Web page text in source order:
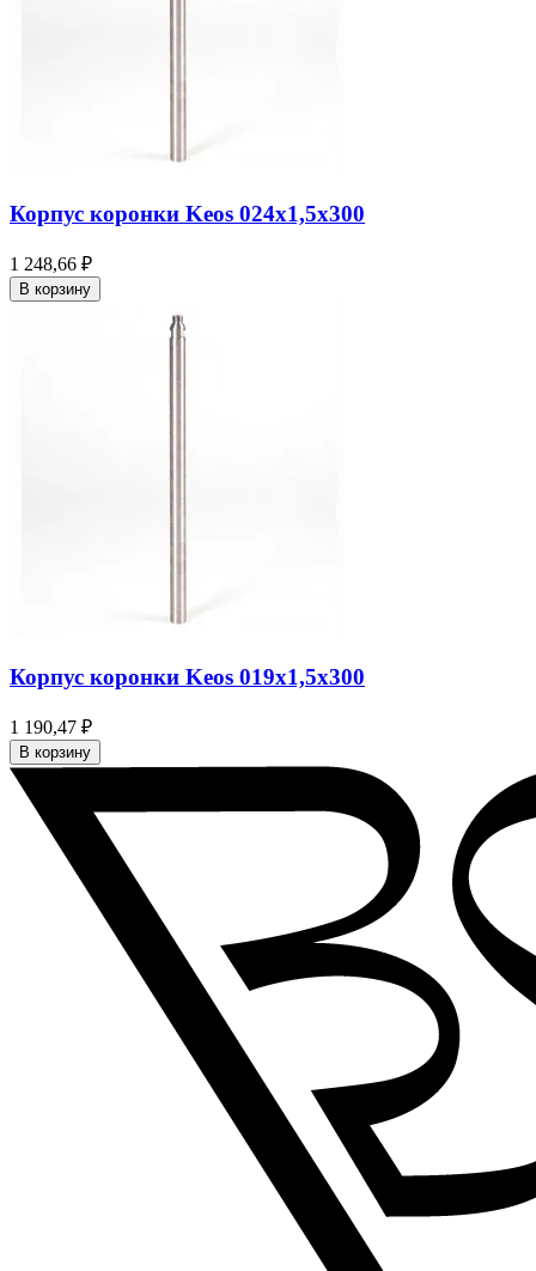
Корпус коронки Keos 024x1,5x300
1 248,66 ₽
В корзину
Корпус коронки Keos 019x1,5x300
1 190,47 ₽
В корзину